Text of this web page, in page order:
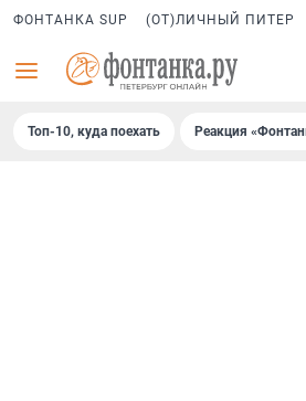
ФОНТАНКА SUP (ОТ)ЛИЧНЫЙ ПИТЕР
Топ-10, куда поехать Реакция